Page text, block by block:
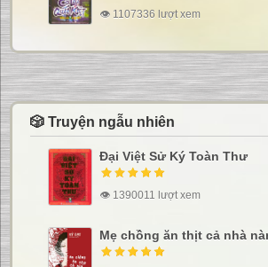
👁 1107336 lượt xem
🎲 Truyện ngẫu nhiên
Đại Việt Sử Ký Toàn Thư
👁 1390011 lượt xem
Mẹ chồng ăn thịt cả nhà